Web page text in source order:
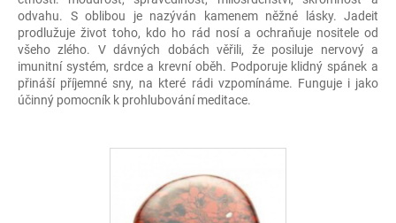
odvahu. S oblibou je nazýván kamenem něžné lásky. Jadeit
prodlužuje život toho, kdo ho rád nosí a ochraňuje nositele od
všeho zlého. V dávných dobách věřili, že posiluje nervový a
imunitní systém, srdce a krevní oběh. Podporuje klidný spánek a
přináší příjemné sny, na které rádi vzpomínáme. Funguje i jako
účinný pomocník k prohlubování meditace.